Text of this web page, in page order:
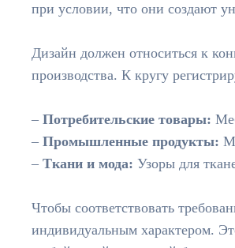
при условии, что они создают
Дизайн должен относиться к
производства. К кругу
– Потребительские товары:
– Промышленные продукты:
– Ткани и мода: Узоры для
Чтобы соответствовать
индивидуальным характером.